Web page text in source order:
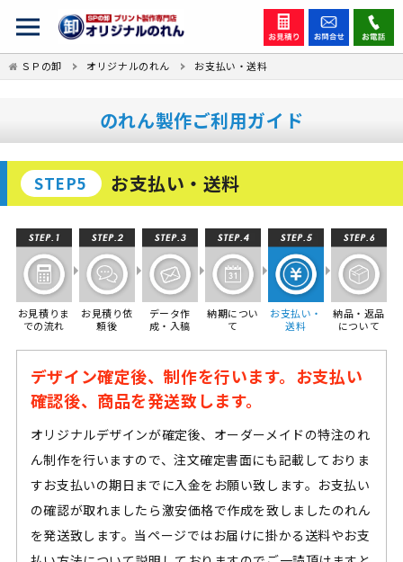
ＳＰの卸 オリジナルのれん お支払い・送料
のれん製作ご利用ガイド
お支払い・送料
お見積りま
での流れ
お見積り依
頼後
データ作
成・入稿
納期につい
て
お支払い・
送料
納品・返品
について
デザイン確定後、制作を行います。お支払い
確認後、商品を発送致します。
オリジナルデザインが確定後、オーダーメイドの特注のれ
ん制作を行いますので、注文確定書面にも記載しておりま
すお支払いの期日までに入金をお願い致します。お支払い
の確認が取れましたら激安価格で作成を致しましたのれん
を発送致します。当ページではお届けに掛かる送料やお支